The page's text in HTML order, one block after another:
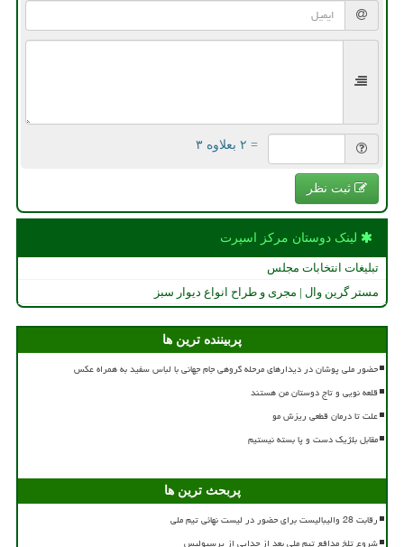
= ۲ بعلاوه ۳
ثبت نظر
لینک دوستان مركز اسپرت
تبلیغات انتخابات مجلس
مستر گرین وال | مجری و طراح انواع دیوار سبز
پربیننده ترین ها
حضور ملی پوشان در دیدارهای مرحله گروهی جام جهانی با لباس سفید به همراه عکس
قلعه نویی و تاج دوستان من هستند
علت تا درمان قطعی ریزش مو
مقابل بلژیک دست و پا بسته نیستیم
پربحث ترین ها
رقابت 28 والیبالیست برای حضور در لیست نهائی تیم ملی
شروع تلخ مدافع تیم ملی بعد از جدایی از پرسپولیس